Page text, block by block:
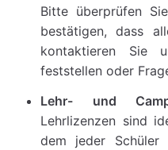
Bitte überprüfen
bestätigen, dass
kontaktieren Sie
feststellen oder
Lehr- und
Lehrlizenzen sind
dem jeder Schüler